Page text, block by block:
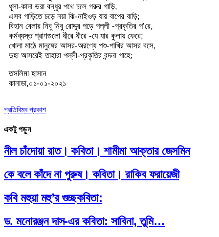
ধূলা-কাদা ভরা বন্ধুর পথে চলে গরুর গাড়ি,
এসব গাড়িতে চড়ে নয়া ঝি-নাইওড় যায় বাপের বাড়ি;
বিহান বেলার নিবু নিবু রোদ্দুর পড়ে পল্লী -প্রকৃতির প’রে,
কর্মব্যস্ত প্রাণগুলো ধীরে ধীরে -যে যার কুলায় ফেরে;
খোলা মাঠে মানুষের আসর-অরণ্যে পশু-পাখির আসর বসে,
দুহা আসরেই তাহারা পল্লী-প্রকৃতির বন্দনা গাহে;
তসলিমা হাসান
কানাডা,০১-০১-২০২১
প্রতিবিম্ব প্রকাশ
একটু পড়ুন
নীল চাঁদোয়া রাত। কবিতা। শামীমা আক্তার জেসমিন
কে বলে কাঁদে না পুরুষ। কবিতা। রাকিব ফরায়েজী
কবি মহুয়া মহু’র গুচ্ছকবিতা:
ড. মনোরঞ্জন দাস-এর কবিতা: সাবিনা, তুমি…